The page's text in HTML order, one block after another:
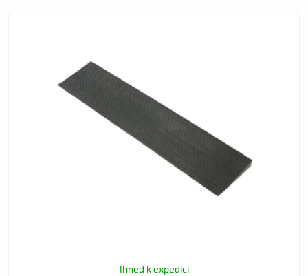
Ihned k expedici